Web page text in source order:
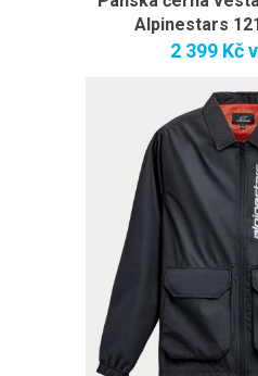
Alpinestars
2 399 Kč